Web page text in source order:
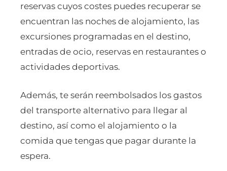
reservas cuyos costes puedes recuperar se
encuentran las noches de alojamiento, las
excursiones programadas en el destino,
entradas de ocio, reservas en restaurantes o
actividades deportivas.
Además, te serán reembolsados los gastos
del transporte alternativo para llegar al
destino, así como el alojamiento o la
comida que tengas que pagar durante la
espera.